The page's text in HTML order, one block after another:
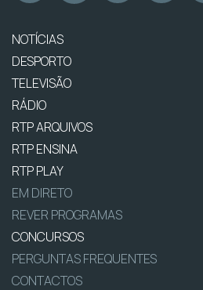
NOTÍCIAS
DESPORTO
TELEVISÃO
RÁDIO
RTP ARQUIVOS
RTP ENSINA
RTP PLAY
EM DIRETO
REVER PROGRAMAS
CONCURSOS
PERGUNTAS FREQUENTES
CONTACTOS